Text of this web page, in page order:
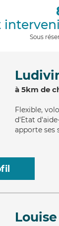
Sous
à 5km de
Flexible,
d'Etat
apporte ses
Louise